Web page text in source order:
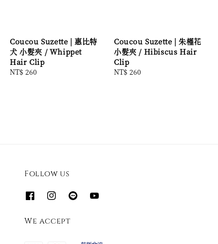
Coucou Suzette | 惠比特
犬 小髮夾 / Whippet
Hair Clip
Regular
NT$ 260
Coucou Suzette | 朱槿花
小髮夾 / Hibiscus Hair
Clip
Regular
NT$ 260
Follow us
We accept